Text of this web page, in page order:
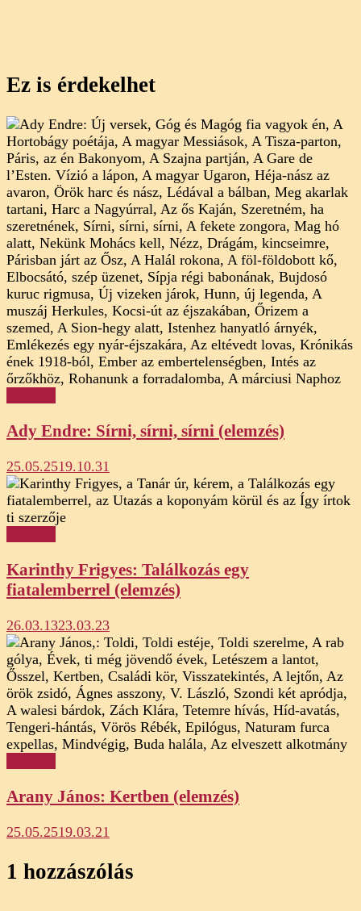
Ez is érdekelhet
Ady Endre: Sírni, sírni, sírni (elemzés)
25.05.2519.10.31
Karinthy Frigyes: Találkozás egy
fiatalemberrel (elemzés)
26.03.1323.03.23
Arany János: Kertben (elemzés)
25.05.2519.03.21
1 hozzászólás